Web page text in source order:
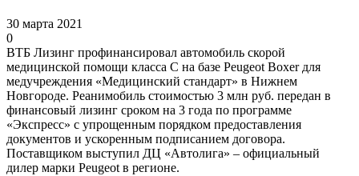
30 марта 2021
0
ВТБ Лизинг профинансировал автомобиль скорой
медицинской помощи класса С на базе Peugeot Boxer для
медучреждения «Медицинский стандарт» в Нижнем
Новгороде. Реанимобиль стоимостью 3 млн руб. передан в
финансовый лизинг сроком на 3 года по программе
«Экспресс» с упрощенным порядком предоставления
документов и ускоренным подписанием договора.
Поставщиком выступил ДЦ «Автолига» – официальный
дилер марки Peugeot в регионе.